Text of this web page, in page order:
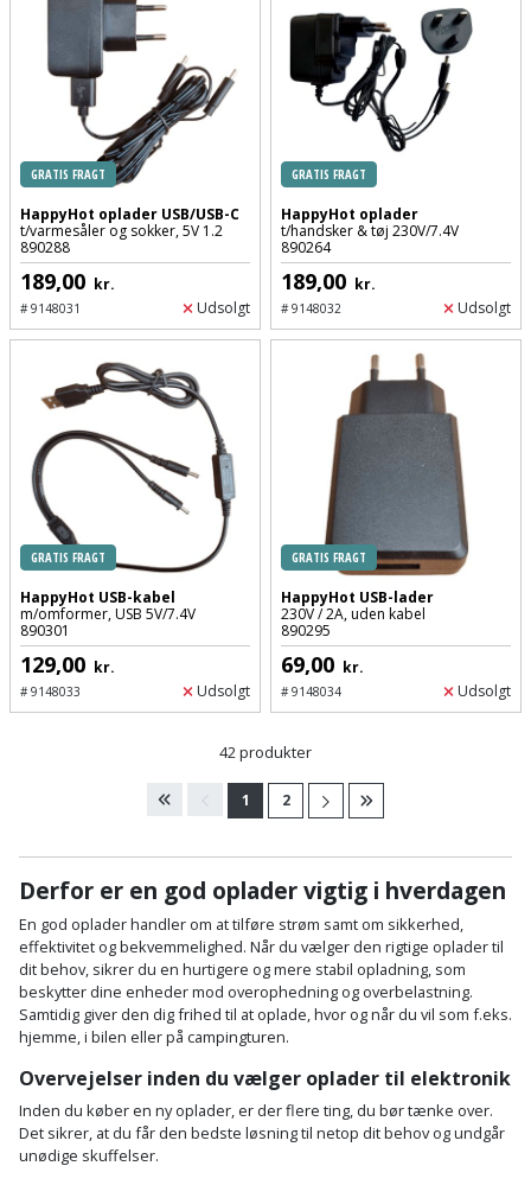
GRATIS FRAGT
HappyHot oplader USB/USB-C
t/varmesåler og sokker, 5V 1.2
890288
189,00 kr.
#9148031 Udsolgt
GRATIS FRAGT
HappyHot oplader
t/handsker & tøj 230V/7.4V
890264
189,00 kr.
#9148032 Udsolgt
GRATIS FRAGT
HappyHot USB-kabel
m/omformer, USB 5V/7.4V
890301
129,00 kr.
#9148033 Udsolgt
GRATIS FRAGT
HappyHot USB-lader
230V / 2A, uden kabel
890295
69,00 kr.
#9148034 Udsolgt
42 produkter
1 2
Derfor er en god oplader vigtig i hverdagen
En god oplader handler om at tilføre strøm samt om sikkerhed,
effektivitet og bekvemmelighed. Når du vælger den rigtige oplader til
dit behov, sikrer du en hurtigere og mere stabil opladning, som
beskytter dine enheder mod overophedning og overbelastning.
Samtidig giver den dig frihed til at oplade, hvor og når du vil som f.eks.
hjemme, i bilen eller på campingturen.
Overvejelser inden du vælger oplader til elektronik
Inden du køber en ny oplader, er der flere ting, du bør tænke over.
Det sikrer, at du får den bedste løsning til netop dit behov og undgår
unødige skuffelser.